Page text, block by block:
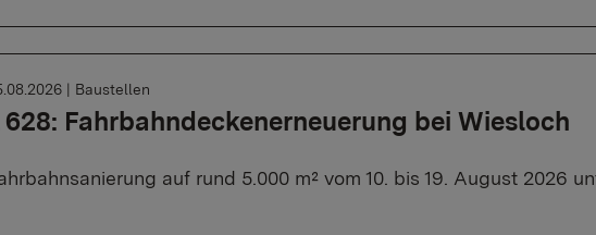
628: Fahrbahndeckenerneuerung bei Wiesloch
| Baustellen
auf rund 5.000 m² vom 10. bis 19. August 2026